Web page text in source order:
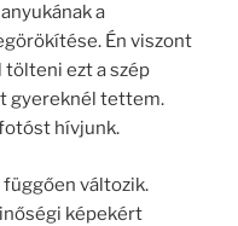
a
Én viszont
ezt a szép
gyereknél tettem.
hívjunk.
változik.
képekért